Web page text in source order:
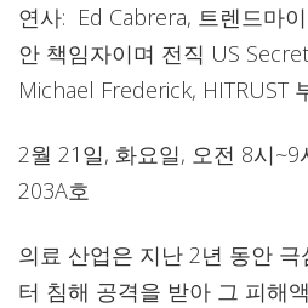
연사: Ed Cabrera, 트렌드마
안 책임자이며 전직 US
Michael Frederick, HITRUST
2월 21일, 화요일, 오전 8시~9
203A호
의료 산업은 지난 2년 동안
터 침해 공격을 받아 그 피해